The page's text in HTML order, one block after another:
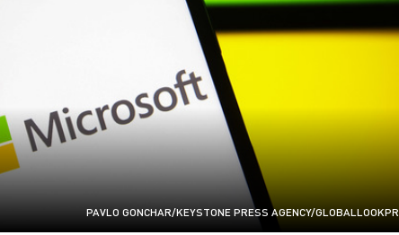
PAVLO GONCHAR/KEYSTONE PRESS AGENCY/